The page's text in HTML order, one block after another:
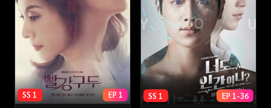
SS 1 EP 1 SS 1 EP 1-36